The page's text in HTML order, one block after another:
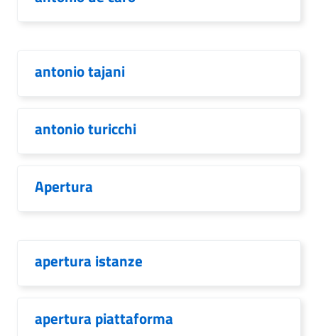
antonio tajani
antonio turicchi
Apertura
apertura istanze
apertura piattaforma